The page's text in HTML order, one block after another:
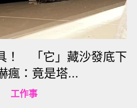
哭了」、「好險我都說亂炸
！ 「它」藏沙發底下
瘋：竟是塔...
工作事